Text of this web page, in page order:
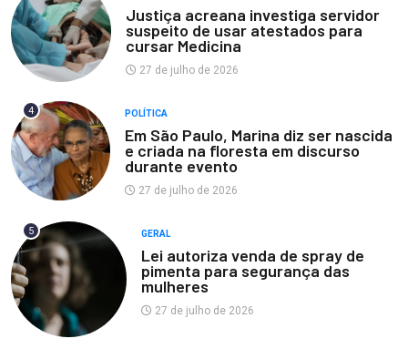
Justiça acreana investiga servidor
suspeito de usar atestados para
cursar Medicina
27 de julho de 2026
4 POLÍTICA
Em São Paulo, Marina diz ser nascida
e criada na floresta em discurso
durante evento
27 de julho de 2026
5 GERAL
Lei autoriza venda de spray de
pimenta para segurança das
mulheres
27 de julho de 2026